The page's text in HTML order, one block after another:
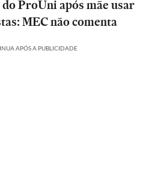
ProUni após mãe usar
MEC não comenta
APÓS A PUBLICIDADE